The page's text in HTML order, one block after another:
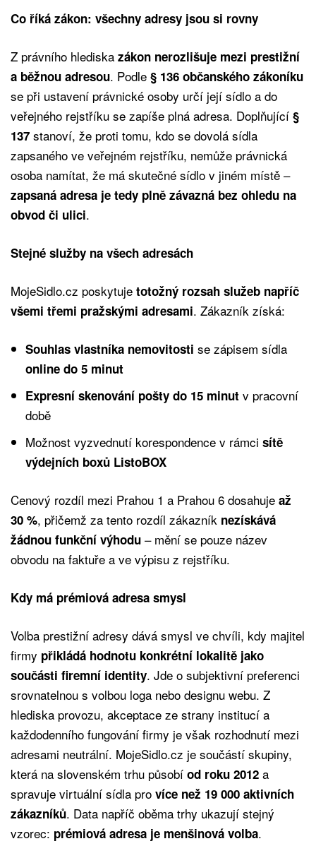
Co říká zákon: všechny adresy jsou si rovny
Z právního hlediska zákon nerozlišuje mezi prestižní
a běžnou adresou. Podle § 136 občanského zákoníku
se při ustavení právnické osoby určí její sídlo a do
veřejného rejstříku se zapíše plná adresa. Doplňující §
137 stanoví, že proti tomu, kdo se dovolá sídla
zapsaného ve veřejném rejstříku, nemůže právnická
osoba namítat, že má skutečné sídlo v jiném místě –
zapsaná adresa je tedy plně závazná bez ohledu na
obvod či ulici.
Stejné služby na všech adresách
MojeSidlo.cz poskytuje totožný rozsah služeb napříč
všemi třemi pražskými adresami. Zákazník získá:
Souhlas vlastníka nemovitosti se zápisem sídla
online do 5 minut
Expresní skenování pošty do 15 minut v pracovní
době
Možnost vyzvednutí korespondence v rámci sítě
výdejních boxů ListoBOX
Cenový rozdíl mezi Prahou 1 a Prahou 6 dosahuje až
30 %, přičemž za tento rozdíl zákazník nezískává
žádnou funkční výhodu – mění se pouze název
obvodu na faktuře a ve výpisu z rejstříku.
Kdy má prémiová adresa smysl
Volba prestižní adresy dává smysl ve chvíli, kdy majitel
firmy přikládá hodnotu konkrétní lokalitě jako
součásti firemní identity. Jde o subjektivní preferenci
srovnatelnou s volbou loga nebo designu webu. Z
hlediska provozu, akceptace ze strany institucí a
každodenního fungování firmy je však rozhodnutí mezi
adresami neutrální. MojeSidlo.cz je součástí skupiny,
která na slovenském trhu působí od roku 2012 a
spravuje virtuální sídla pro více než 19 000 aktivních
zákazníků. Data napříč oběma trhy ukazují stejný
vzorec: prémiová adresa je menšinová volba.